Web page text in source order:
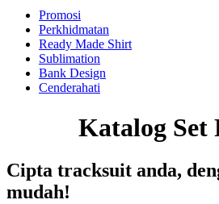
Promosi
Perkhidmatan
Ready Made Shirt
Sublimation
Bank Design
Cenderahati
Katalog Set
Cipta tracksuit anda,
mudah!